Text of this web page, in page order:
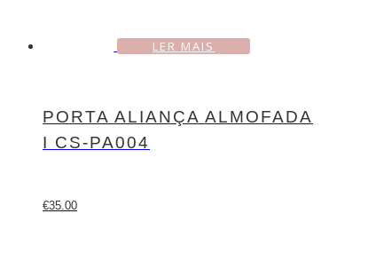
LER MAIS
PORTA ALIANÇA ALMOFADA
I CS-PA004
€35.00